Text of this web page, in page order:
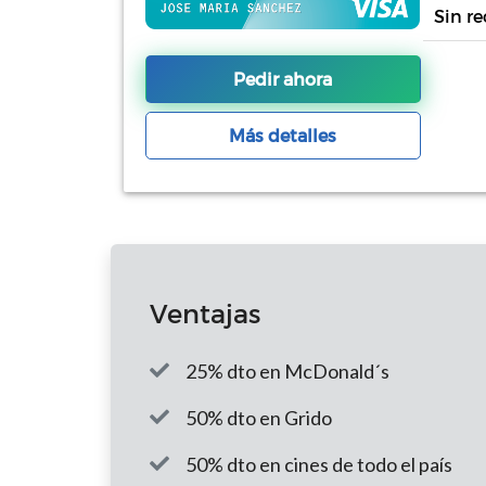
Pedir ahora
Más detalles
Sin
Ventajas
25% dto en McDonald´s
50% dto en Grido
50% dto en cines de todo el país